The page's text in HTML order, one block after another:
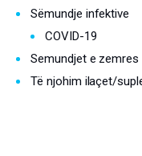
Sëmundje infektive
COVID-19
Semundjet e zemres
Të njohim ilaçet/